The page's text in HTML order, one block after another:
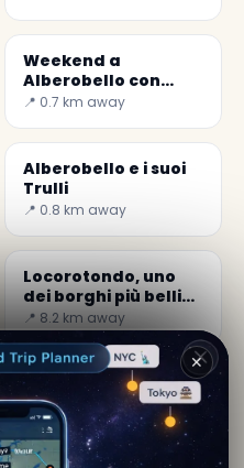
Weekend a
Alberobello con
Secret World: La
📍 0.7 km away
Alberobello e i suoi
Trulli
📍 0.8 km away
Locorotondo, uno
dei borghi più belli
d'Italia
📍 8.2 km away
· Community Secret
✕